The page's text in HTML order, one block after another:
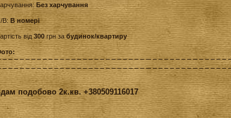
Без харчування
В: В номері
від300 грн за будинок/квартиру
подобово 2к.кв. +380509116017